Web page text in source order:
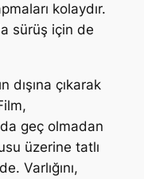
kolaydır.
sürüş için de
dışına çıkarak
geç olmadan
üzerine tatlı
Varlığını,